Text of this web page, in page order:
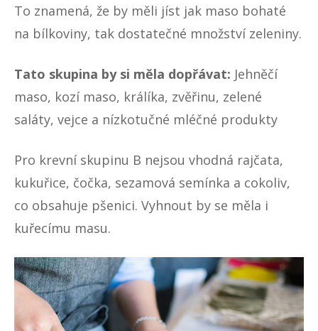
To znamená, že by měli jíst jak maso bohaté
na bílkoviny, tak dostatečné množství zeleniny.
Tato skupina by si měla dopřávat: Jehněčí
maso, kozí maso, králíka, zvěřinu, zelené
saláty, vejce a nízkotučné mléčné produkty
Pro krevní skupinu B nejsou vhodná rajčata,
kukuřice, čočka, sezamová semínka a cokoliv,
co obsahuje pšenici. Vyhnout by se měla i
kuřecímu masu.